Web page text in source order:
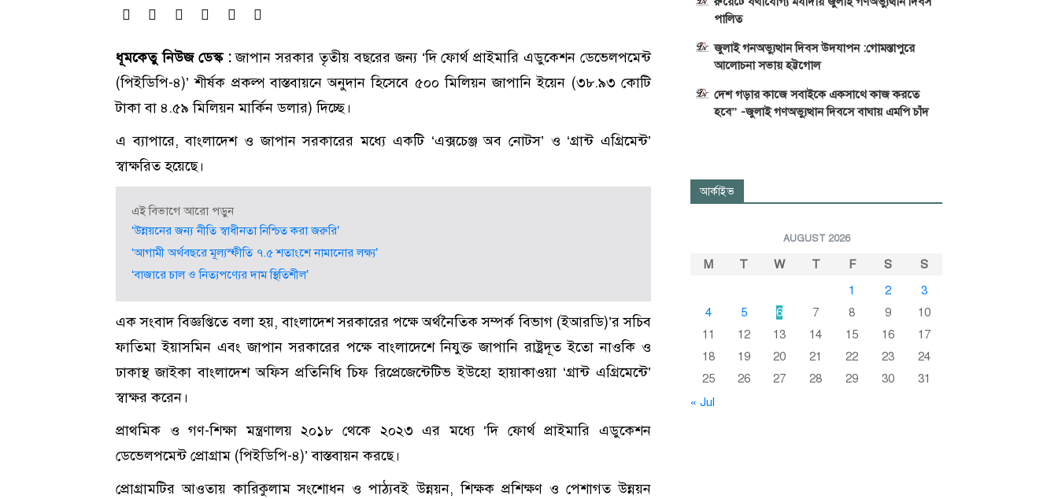
ধূমকেতু নিউজ ডেস্ক :জাপান সরকার তৃতীয় বছরের জন্য ‘দি ফোর্থ প্রাইমারি এডুকেশন ডেভেলপমেন্ট
(পিইডিপি-৪)’ শীর্ষক প্রকল্প বাস্তবায়নে অনুদান হিসেবে ৫০০ মিলিয়ন জাপানি ইয়েন (৩৮.৯৩ কোটি
টাকা বা ৪.৫৯ মিলিয়ন মার্কিন ডলার) দিচ্ছে।
এ ব্যাপারে, বাংলাদেশ ও জাপান সরকারের মধ্যে একটি ‘এক্সচেঞ্জ অব নোটস’ ও ‘গ্রান্ট এগ্রিমেন্ট’
স্বাক্ষরিত হয়েছে।
এই বিভাগে আরো পড়ুন
‘উন্নয়নের জন্য নীতি স্বাধীনতা নিশ্চিত করা জরুরি’
‘আগামী অর্থবছরে মূল্যস্ফীতি ৭.৫ শতাংশে নামানোর লক্ষ্য’
‘বাজারে চাল ও নিত্যপণ্যের দাম স্থিতিশীল’
এক সংবাদ বিজ্ঞপ্তিতে বলা হয়, বাংলাদেশ সরকারের পক্ষে অর্থনৈতিক সম্পর্ক বিভাগ (ইআরডি)’র সচিব
ফাতিমা ইয়াসমিন এবং জাপান সরকারের পক্ষে বাংলাদেশে নিযুক্ত জাপানি রাষ্ট্রদূত ইতো নাওকি ও
ঢাকাস্থ জাইকা বাংলাদেশ অফিস প্রতিনিধি চিফ রিপ্রেজেন্টেটিভ ইউহো হায়াকাওয়া ‘গ্রান্ট এগ্রিমেন্টে’
স্বাক্ষর করেন।
প্রাথমিক ও গণ-শিক্ষা মন্ত্রণালয় ২০১৮ থেকে ২০২৩ এর মধ্যে ‘দি ফোর্থ প্রাইমারি এডুকেশন
ডেভেলপমেন্ট প্রোগ্রাম (পিইডিপি-৪)’ বাস্তবায়ন করছে।
প্রোগ্রামটির আওতায় কারিকুলাম সংশোধন ও পাঠ্যবই উন্নয়ন, শিক্ষক প্রশিক্ষণ ও পেশাগত উন্নয়ন
পালিত
জুলাই গনঅভ্যুত্থান দিবস উদযাপন :গোমস্তাপুরে
আলোচনা সভায় হট্টগোল
দেশ গড়ার কাজে সবাইকে একসাথে কাজ করতে
হবে” -জুলাই গণঅভ্যুত্থান দিবসে বাঘায় এমপি চাঁদ
আর্কাইভ
AUGUST 2026
M T W T F S
S
1
2
3
4
5 6 7 8 9
10
11
12 13 14 15 16
17
18
19 20 21 22 23
24
25
26 27 28 29 30
31
« Jul